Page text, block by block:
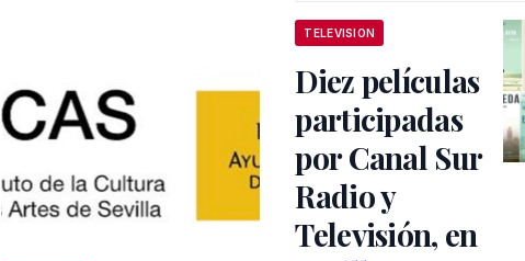
TELEVISION
Diez películas
participadas
por Canal Sur
Radio y
Televisión, en